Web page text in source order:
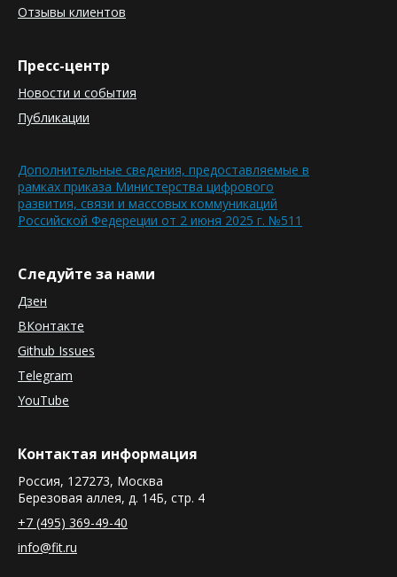
Отзывы клиентов
Пресс-центр
Новости и события
Публикации
Дополнительные сведения, предоставляемые в
рамках приказа Министерства цифрового
развития, связи и массовых коммуникаций
Российской Федереции от 2 июня 2025 г. №511
Следуйте за нами
Дзен
ВКонтакте
Github Issues
Telegram
YouTube
Контактая информация
Россия, 127273, Москва
Березовая аллея, д. 14Б, стр. 4
+7 (495) 369-49-40
info@fit.ru